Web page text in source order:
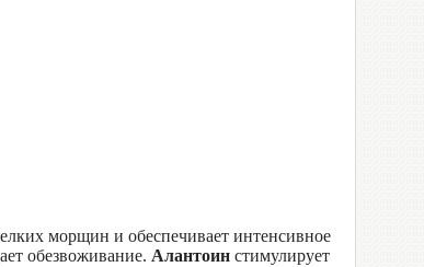
морщин и обеспечивает интенсивное
обезвоживание. Алантоин стимулирует